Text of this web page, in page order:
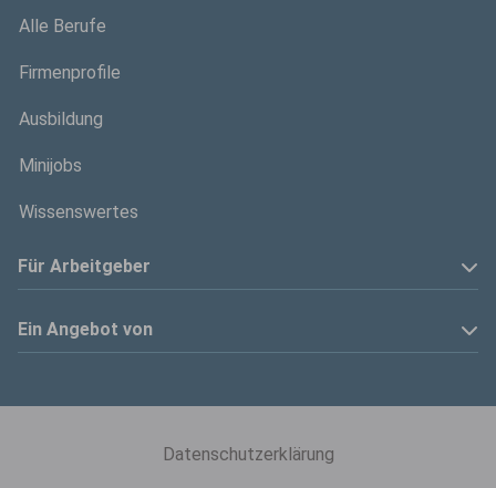
Alle Berufe
Firmenprofile
Ausbildung
Minijobs
Wissenswertes
Für Arbeitgeber
Anzeige schalten
Ein Angebot von
Datenschutzerklärung